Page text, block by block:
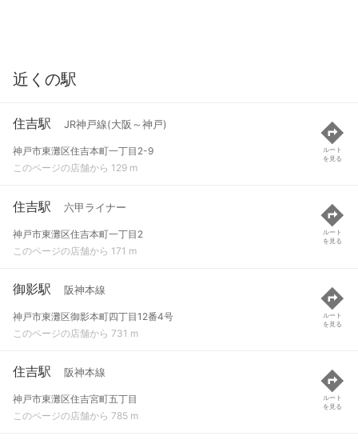
近くの駅
住吉駅 JR神戸線(大阪～神戸)
神戸市東灘区住吉本町一丁目2-9
このページの店舗から 129 m
ルート
を見る
住吉駅 六甲ライナー
神戸市東灘区住吉本町一丁目2
このページの店舗から 171 m
ルート
を見る
御影駅 阪神本線
神戸市東灘区御影本町四丁目12番4号
このページの店舗から 731 m
ルート
を見る
住吉駅 阪神本線
神戸市東灘区住吉宮町五丁目
このページの店舗から 785 m
ルート
を見る